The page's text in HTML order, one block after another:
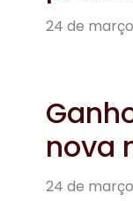
24 de
nova
24 de